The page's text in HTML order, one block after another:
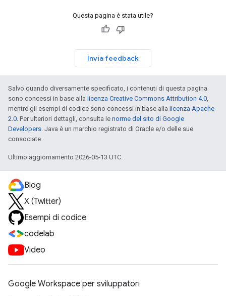
Questa pagina è stata utile?
Invia feedback
Salvo quando diversamente specificato, i contenuti di questa pagina
sono concessi in base alla licenza Creative Commons Attribution 4.0,
mentre gli esempi di codice sono concessi in base alla licenza Apache
2.0. Per ulteriori dettagli, consulta le norme del sito di Google
Developers. Java è un marchio registrato di Oracle e/o delle sue
consociate.
Ultimo aggiornamento 2026-05-13 UTC.
Blog
X (Twitter)
Esempi di codice
codelab
Video
Google Workspace per sviluppatori